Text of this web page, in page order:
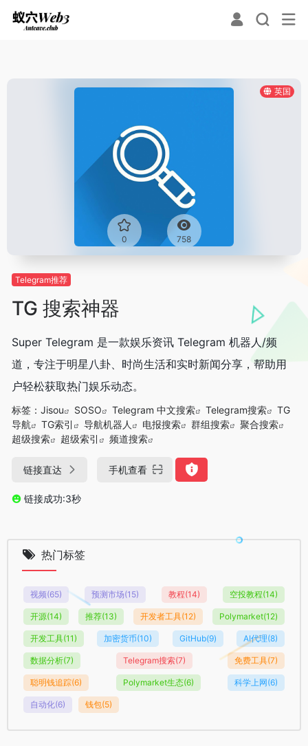
英国
0 758
Telegram推荐
TG 搜索神器
Super Telegram 是一款娱乐资讯 Telegram 机器人/频
道，专注于明星八卦、时尚生活和实时新闻分享，帮助用
户轻松获取热门娱乐动态。
标签： Jisou SOSO Telegram 中文搜索 Telegram搜索
TG
导航
TG索引 导航机器人 电报搜索 群组搜索
聚合搜索
超级搜索
超级索引 频道搜索
链接直达 手机查看
链接成功:3秒
热门标签
视频(65) 预测市场(15) 教程(14) 空投教程(14)
开源(14) 推荐(13) 开发者工具(12) Polymarket(12)
开发工具(11) 加密货币(10) GitHub(9) AI代理(8)
数据分析(7) Telegram搜索(7) 免费工具(7)
聪明钱追踪(6) Polymarket生态(6) 科学上网(6)
自动化(6) 钱包(5)